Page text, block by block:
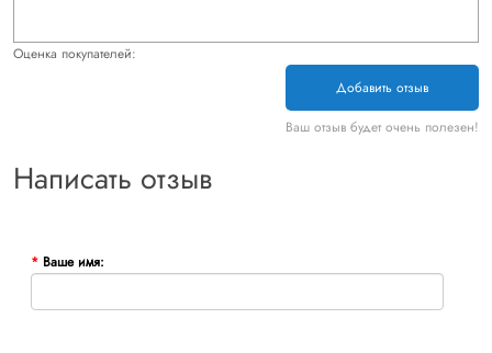
Оценка покупателей:
Добавить отзыв
Ваш отзыв будет очень полезен!
Написать отзыв
Ваше имя: